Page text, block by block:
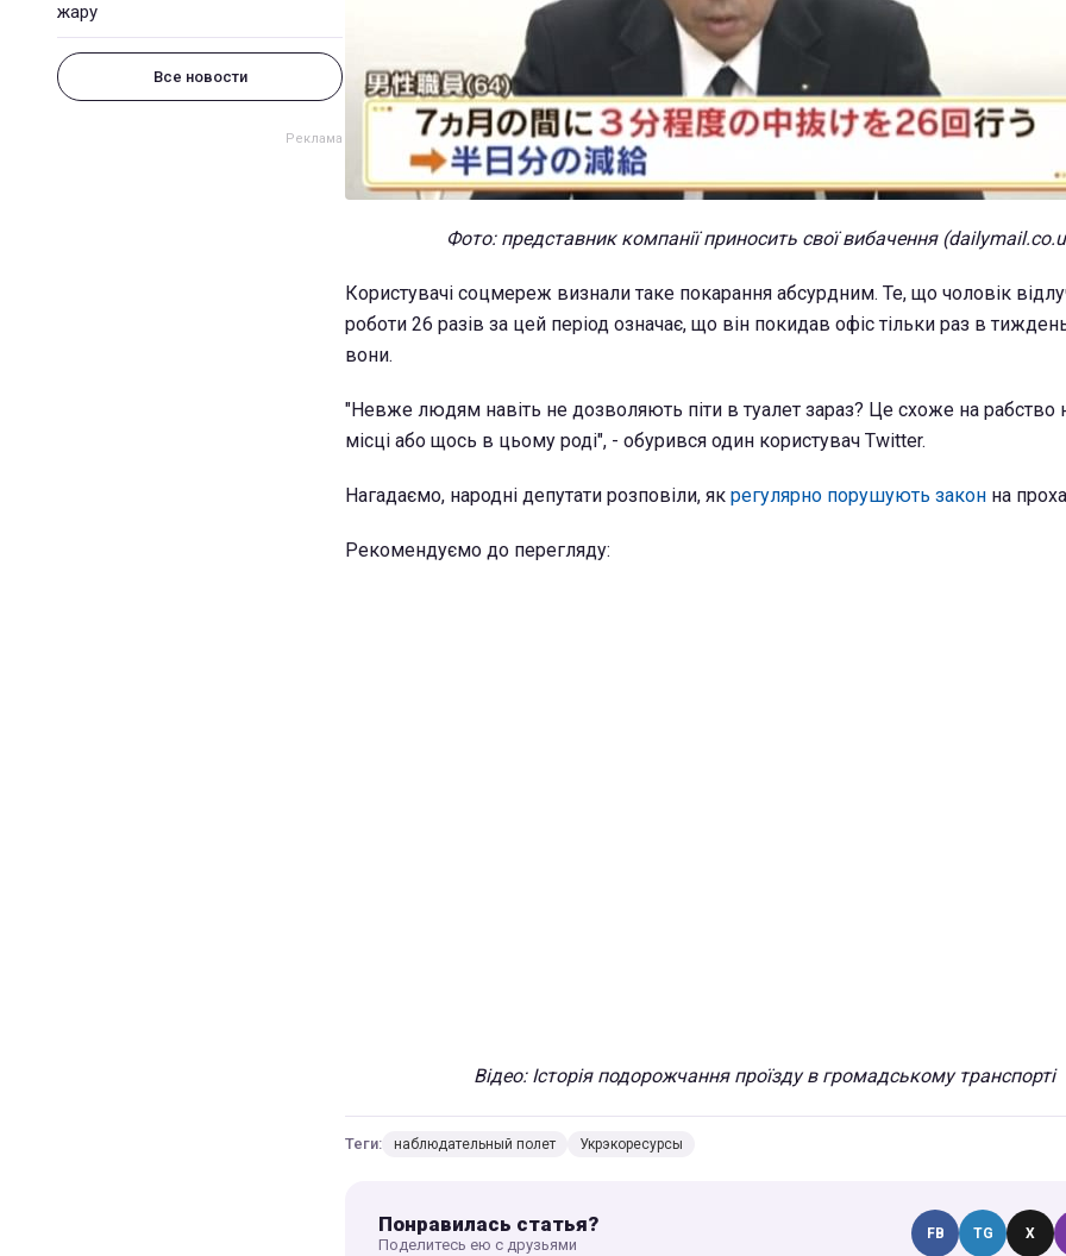
жару
Все новости
Фото: представник компанії приносить свої вибачення
Користувачі соцмереж визнали таке покарання абсурдним. Те, що чоловік
роботи 26 разів за цей період означає, що він покидав офіс тільки раз в
вони.
"Невже людям навіть не дозволяють піти в туалет зараз? Це схоже на рабство
місці або щось в цьому роді", - обурився один користувач Twitter.
Нагадаємо, народні депутати розповіли, як регулярно порушують закон на
Рекомендуємо до перегляду:
Відео: Історія подорожчання проїзду в громадському транспорті
Теги: наблюдательный полет Укрэкоресурсы
Понравилась статья?
Поделитесь ею с друзьями
FB TG X